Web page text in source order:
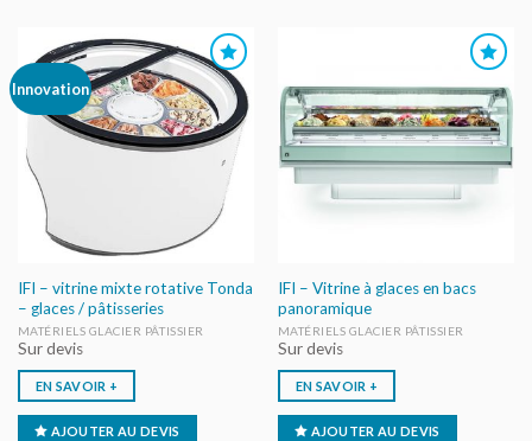
Innovation
AJOUTER
AU DEVIS
IFI – vitrine mixte rotative Tonda
– glaces / pâtisseries
MATÉRIELS GLACIER PÂTISSIER
Sur devis
EN SAVOIR +
AJOUTER AU DEVIS
AJOUTER
AU DEVIS
IFI – Vitrine à glaces en bacs
panoramique
MATÉRIELS GLACIER PÂTISSIER
Sur devis
EN SAVOIR +
AJOUTER AU DEVIS